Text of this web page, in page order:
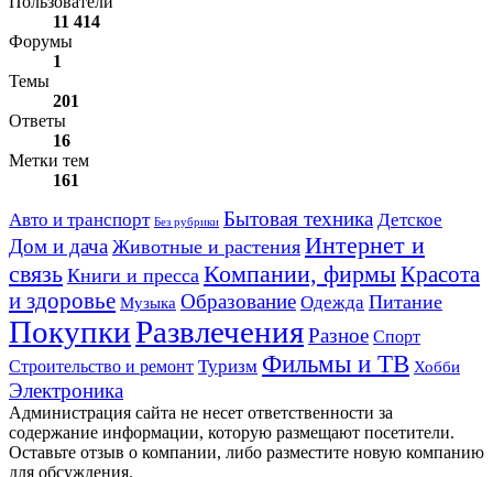
11 414
Форумы
1
Темы
201
Ответы
16
Метки тем
161
Авто и транспорт Без рубрики Бытовая техника Детское
Дом и дача Животные и растения Интернет и
связь Книги и пресса Компании, фирмыКрасота
и здоровье Музыка Образование Одежда Питание
ПокупкиРазвлеченияРазное Спорт
Строительство и ремонт Туризм Фильмы и ТВ Хобби
Электроника
Администрация сайта не несет ответственности за
содержание информации, которую размещают посетители.
Оставьте отзыв о компании, либо разместите новую компанию
для обсуждения.